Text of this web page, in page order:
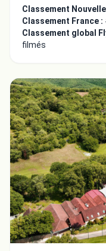
Classement
Classement France :
Classement global
filmés